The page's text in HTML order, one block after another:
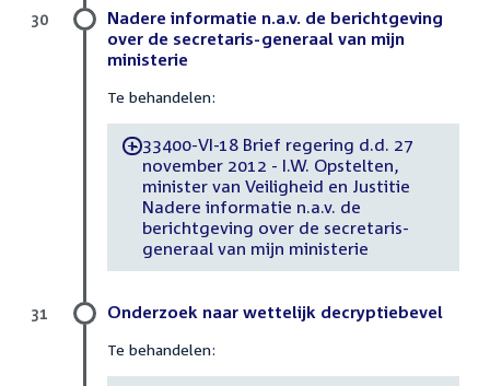
Nadere informatie n.a.v. de berichtgeving
over de secretaris-generaal van mijn
ministerie
Te behandelen:
-33400-VI-18 Brief regering d.d. 27
november 2012 - I.W. Opstelten,
minister van Veiligheid en Justitie
Nadere informatie n.a.v. de
berichtgeving over de secretaris-
generaal van mijn ministerie
30
Onderzoek naar wettelijk decryptiebevel
Te behandelen:
31